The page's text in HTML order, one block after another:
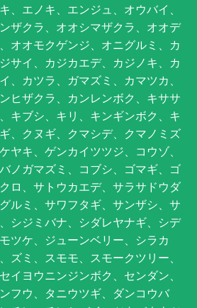
、エノキ、エンジュ、オウバイ、
ザクラ、オオシマザクラ、オオデ
オオモクゲンジ、オニグルミ、カ
サイ、カジカエデ、カジノキ、カ
、カツラ、ガマズミ、カマツカ、
ヒザクラ、カンレンボク、キササ
キブシ、キリ、キンギンボク、キ
、クヌギ、クマシデ、クマノミズ
ヤキ、ゲンカイツツジ、コウゾ、
ノガマズミ、コブシ、ゴマギ、ゴ
ロ、サトウカエデ、サラサドウダ
ルミ、サワフタギ、サンザシ、サ
シジミバナ、シダレヤナギ、シデ
ツケ、ジューンベリー、シラカ
ズミ、スモモ、スモークツリー、
イヨウニンジンボク、センダン、
フウ、タニウツギ、ダンコウバ